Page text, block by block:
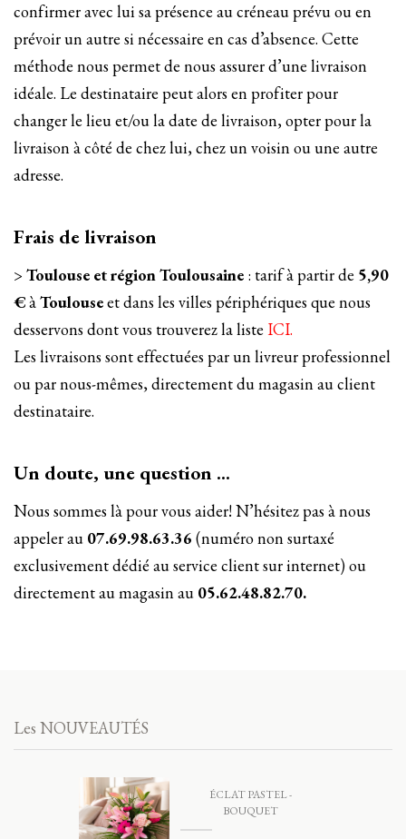
confirmer avec lui sa présence au créneau prévu ou en
prévoir un autre si nécessaire en cas d’absence. Cette
méthode nous permet de nous assurer d’une livraison
idéale. Le destinataire peut alors en profiter pour
changer le lieu et/ou la date de livraison, opter pour la
livraison à côté de chez lui, chez un voisin ou une autre
adresse.
Frais de livraison
> Toulouse et région Toulousaine : tarif à partir de 5,90
€àToulouseet dans les villes périphériques que nous
desservons dont vous trouverez la liste ICI.
Les livraisons sont effectuées par un livreur professionnel
ou par nous-mêmes, directement du magasin au client
destinataire.
Un doute, une question …
Nous sommes là pour vous aider! N’hésitez pas à nous
appeler au 07.69.98.63.36 (numéro non surtaxé
exclusivement dédié au service client sur internet) ou
directement au magasin au 05.62.48.82.70.
Les NOUVEAUTÉS
ÉCLAT PASTEL -
BOUQUET